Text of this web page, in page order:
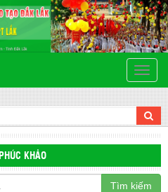
Toggle
KHẢO
Tìm kiếm